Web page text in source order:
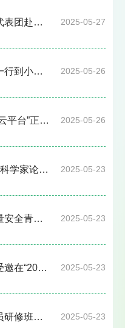
2025-05-27
展座谈交流
2025-05-26
中心参观交流
2025-05-26
”正式发布
2025-05-23
北京成功举办
2025-05-23
成功举办
2025-05-23
”培训班上做专题报告
2025-05-23
心开展交流活动